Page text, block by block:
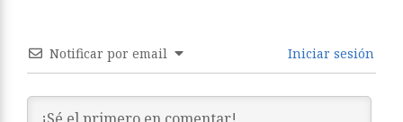
Notificar por email Iniciar sesión